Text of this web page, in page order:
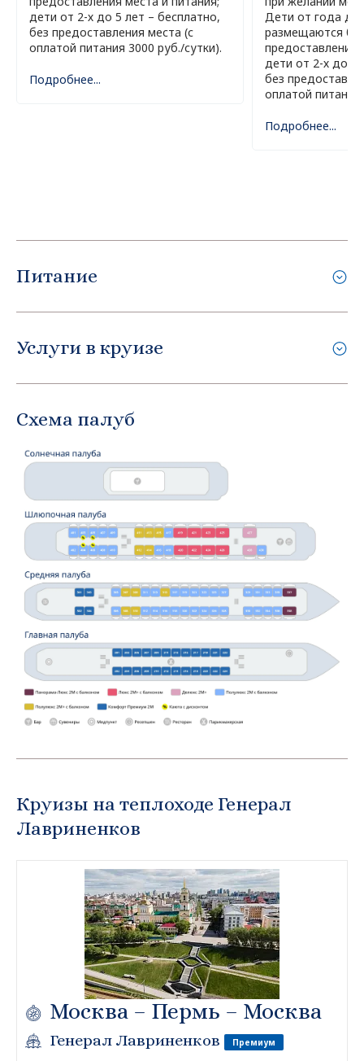
дети от 2-х до 5 лет – бесплатно,
без предоставления места (с
оплатой питания 3000 руб./сутки).
Подробнее...
Дети от года до
размещаются
предоставления
дети от 2-х до 5
без
оплатой питания
Подробнее...
Питание
Услуги в круизе
Схема палуб
Круизы на теплоходе Генерал
Лавриненков
Москва – Пермь – Москва
Генерал Лавриненков Премиум